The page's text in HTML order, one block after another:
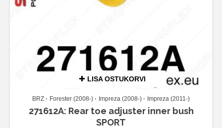
LISA OSTUKORVI
BRZ Forester (2008-) Impreza (2008-) Impreza (2011-)
271612A: Rear toe adjuster inner bush
SPORT